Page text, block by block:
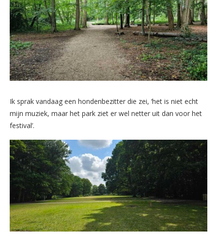
Ik sprak vandaag een hondenbezitter die zei, ‘het is niet echt
mijn muziek, maar het park ziet er wel netter uit dan voor het
festival’.